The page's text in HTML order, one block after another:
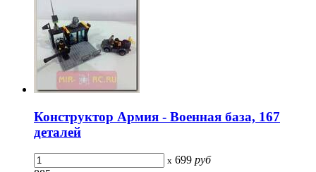
Конструктор Армия - Военная база, 167
деталей
x 699 руб